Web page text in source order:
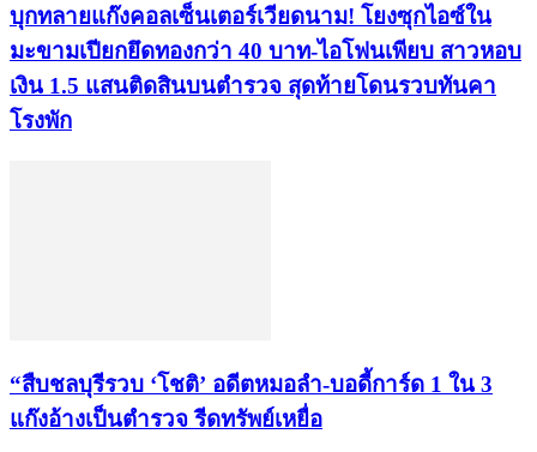
บุกทลายแก๊งคอลเซ็นเตอร์เวียดนาม! โยงซุกไอซ์ใน
มะขามเปียกยึดทองกว่า 40 บาท-ไอโฟนเพียบ สาวหอบ
เงิน 1.5 แสนติดสินบนตำรวจ สุดท้ายโดนรวบทันคา
โรงพัก
“สืบชลบุรีรวบ ‘โชติ’ อดีตหมอลำ-บอดี้การ์ด 1 ใน 3
แก๊งอ้างเป็นตำรวจ รีดทรัพย์เหยื่อ